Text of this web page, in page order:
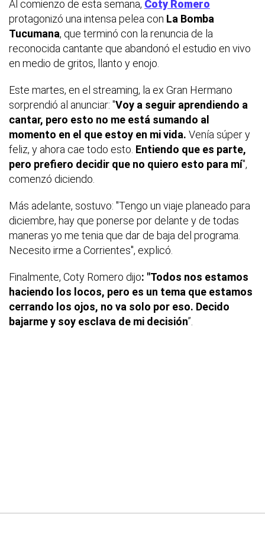
Al comienzo de esta semana, Coty Romero
protagonizó una intensa pelea con La Bomba
Tucumana, que terminó con la renuncia de la
reconocida cantante que abandonó el estudio en vivo
en medio de gritos, llanto y enojo.
Este martes, en el streaming, la ex Gran Hermano
sorprendió al anunciar: "Voy a seguir aprendiendo a
cantar, pero esto no me está sumando al
momento en el que estoy en mi vida. Venía súper y
feliz, y ahora cae todo esto. Entiendo que es parte,
pero prefiero decidir que no quiero esto para mí",
comenzó diciendo.
Más adelante, sostuvo: "Tengo un viaje planeado para
diciembre, hay que ponerse por delante y de todas
maneras yo me tenia que dar de baja del programa.
Necesito irme a Corrientes", explicó.
Finalmente, Coty Romero dijo: "Todos nos estamos
haciendo los locos, pero es un tema que estamos
cerrando los ojos, no va solo por eso. Decido
bajarme y soy esclava de mi decisión”.